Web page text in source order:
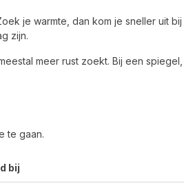
je warmte, dan kom je sneller uit
zijn.
meer rust zoekt. Bij een
te gaan.
bij